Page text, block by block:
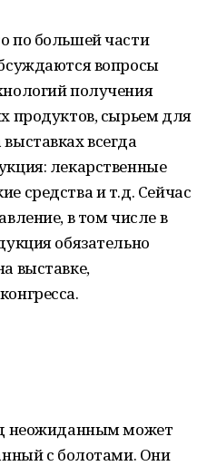
большей части
вопросы
получения
продуктов, сырьем для
всегда
лекарственные
средства и т.д. Сейчас
в том числе в
обязательно
выставке,
неожиданным может
с болотами. Они